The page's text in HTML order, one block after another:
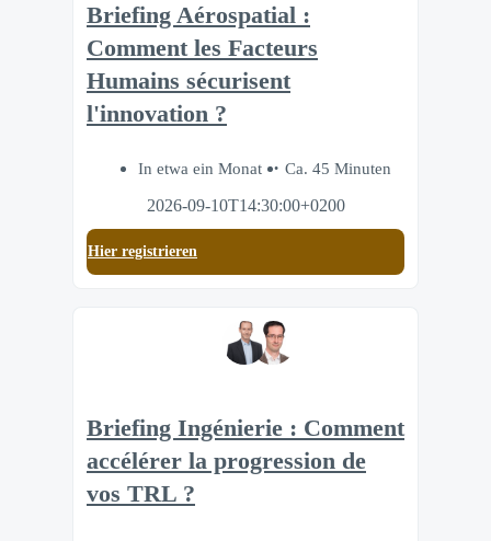
Briefing Aérospatial :
Comment les Facteurs
Humains sécurisent
l'innovation ?
In etwa ein Monat
Ca. 45 Minuten
2026-09-10T14:30:00+0200
Hier registrieren
Briefing Ingénierie : Comment
accélérer la progression de
vos TRL ?